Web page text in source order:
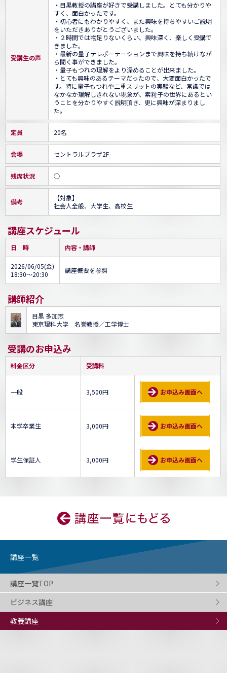
受講生の声
・目黒教授の講座が好きで受講しました。とても分かりや
すく、面白かったです。
・初心者にもわかりやすく、また興味を持ちやすいご説明
をいただきありがとうございました。
・２時間では物足りないくらい、興味深く、楽しく受講で
きました。
・最新の量子テレポーテーションまで興味を持ち続けなが
ら聞く事ができました。
・量子もつれの理解をより深めることが出来ました。
・とても興味のあるテーマだったので、大変面白かったで
す。特に量子もつれや二重スリットの実験など、常識では
なかなか理解しきれない現象が、素粒子の世界にあるとい
うことを分かりやすく説明頂き、更に興味が深まりまし
た。
定員 20名
会場 セントラルプラザ2F
残席状況 ○
備考
【対象】
社会人全般、大学生、高校生
講座スケジュール
日 時 内容・講師
2026/06/05(金)
18:30～20:30
講座概要を参照
講師紹介
目黒 多加志
東京理科大学 名誉教授／工学博士
受講のお申込み
料金区分 受講料
一般 3,500円 お申込み画面へ
本学卒業生 3,000円 お申込み画面へ
学生保証人 3,000円 お申込み画面へ
講座一覧
講座一覧TOP
ビジネス講座
教養講座